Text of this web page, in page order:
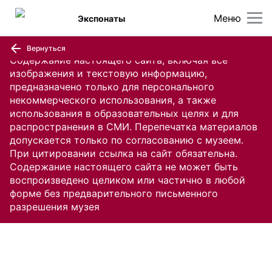
Содержание настоящего сайта, включая все
изображения и текстовую информацию,
предназначено только для персонального
некоммерческого использования, а также
использования в образовательных целях и для
распространения в СМИ. Перепечатка материалов
допускается только по согласованию с музеем.
При цитировании ссылка на сайт обязательна.
Содержание настоящего сайта не может быть
воспроизведено целиком или частично в любой
форме без предварительного письменного
разрешения музея
Меню
Экспонаты
Вернуться